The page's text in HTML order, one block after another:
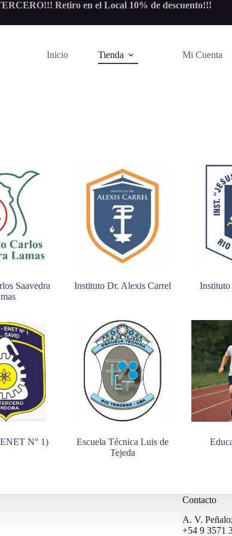
Retiro en el Local 10% de descuento!!!
Inicio Tienda Mi Cuenta
Saavedra
Instituto Dr. Alexis Carrel
Instituto
N° 1)
Escuela Técnica Luis de
Tejeda
Contacto
A. V.
+54 9 3571